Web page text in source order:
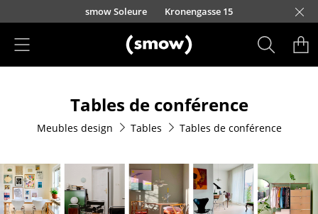
Accéder directement au contenu
smow Soleure Kronengasse 15
Chaises de cuisine & salle à manger
Canapés
Fauteuils
Tables de conférence
Meubles design Tables Tables de conférence